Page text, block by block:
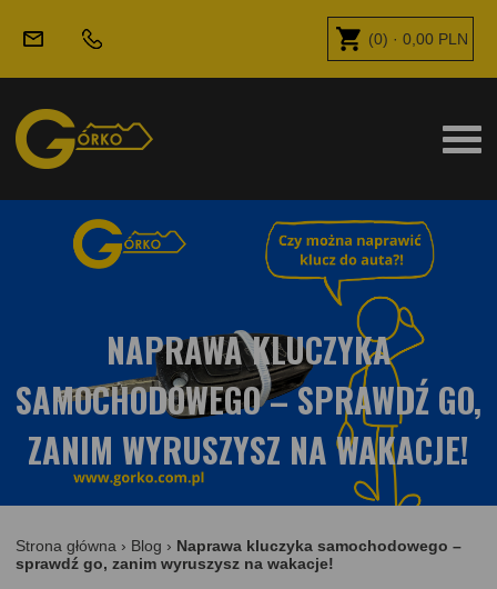
(0) · 0,00 PLN
NAPRAWA KLUCZYKA
SAMOCHODOWEGO – SPRAWDŹ GO,
ZANIM WYRUSZYSZ NA WAKACJE!
Strona główna › Blog › Naprawa kluczyka samochodowego –
sprawdź go, zanim wyruszysz na wakacje!